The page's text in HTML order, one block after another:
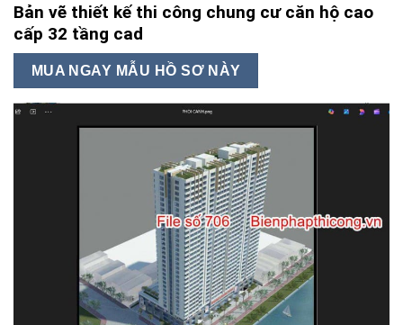
Bản vẽ thiết kế thi công chung cư căn hộ cao
cấp 32 tầng cad
MUA NGAY MẪU HỒ SƠ NÀY